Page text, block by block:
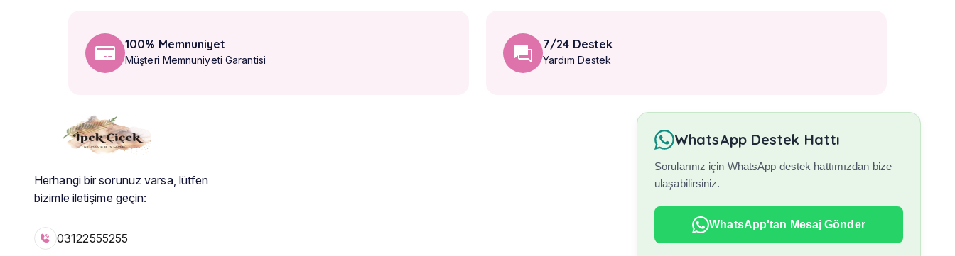
100% Memnuniyet
Müşteri Memnuniyeti Garantisi
7/24 Destek
Yardım Destek
Herhangi bir sorunuz varsa, lütfen
bizimle iletişime geçin:
03122555255
WhatsApp Destek Hattı
Sorularınız için WhatsApp destek hattımızdan bize
ulaşabilirsiniz.
WhatsApp'tan Mesaj Gönder